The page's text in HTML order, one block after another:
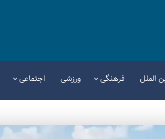
الملل فرهنگی ورزشی اجتماعی